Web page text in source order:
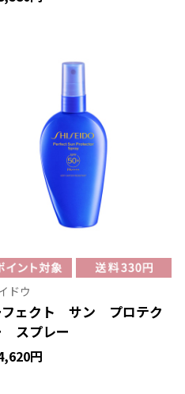
ドウ
フェクト サン プロテク
スプレー
円